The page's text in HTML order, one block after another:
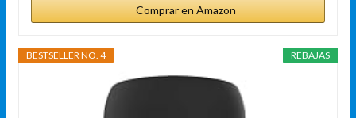
Comprar en Amazon
REBAJAS
BESTSELLER NO. 4